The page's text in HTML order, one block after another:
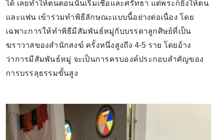
ได้ เลยทำให้ตนตอนนั้นเริ่มเชื่อและศรัทธา แต่พระก็ยังให้ตน
และแฟน เข้าร่วมทำพิธีลักษณะแบบนี้อย่างต่อเนื่อง โดย
เฉพาะการให้ทำพิธีมีสัมพันธ์หมู่กับบรรดาลูกศิษย์ที่เป็น
ฆราวาสของสำนักสงฆ์ ครั้งหนึ่งสูงถึง 4-5 ราย โดยอ้าง
ว่าการมีสัมพันธ์หมู่ จะเป็นการครบองค์ประกอบสำคัญของ
การบรรลุธรรมขั้นสูง